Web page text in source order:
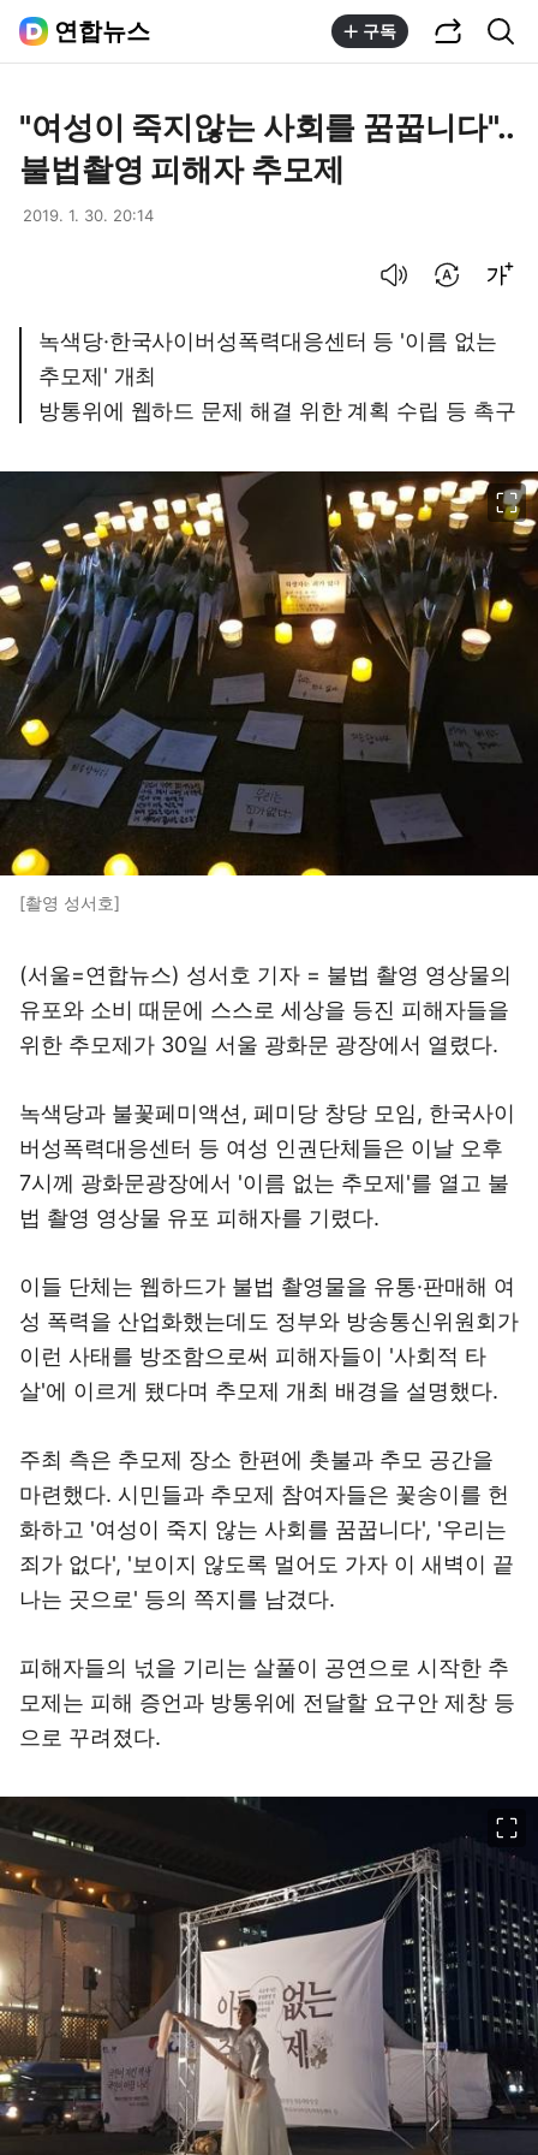
연합뉴스 구독
"여성이 죽지않는 사회를 꿈꿉니다"..
불법촬영 피해자 추모제
2019. 1. 30. 20:14
녹색당·한국사이버성폭력대응센터 등 '이름 없는
추모제' 개최
방통위에 웹하드 문제 해결 위한 계획 수립 등 촉구
[촬영 성서호]
(서울=연합뉴스) 성서호 기자 = 불법 촬영 영상물의
유포와 소비 때문에 스스로 세상을 등진 피해자들을
위한 추모제가 30일 서울 광화문 광장에서 열렸다.
녹색당과 불꽃페미액션, 페미당 창당 모임, 한국사이
버성폭력대응센터 등 여성 인권단체들은 이날 오후
7시께 광화문광장에서 '이름 없는 추모제'를 열고 불
법 촬영 영상물 유포 피해자를 기렸다.
이들 단체는 웹하드가 불법 촬영물을 유통·판매해 여
성 폭력을 산업화했는데도 정부와 방송통신위원회가
이런 사태를 방조함으로써 피해자들이 '사회적 타
살'에 이르게 됐다며 추모제 개최 배경을 설명했다.
주최 측은 추모제 장소 한편에 촛불과 추모 공간을
마련했다. 시민들과 추모제 참여자들은 꽃송이를 헌
화하고 '여성이 죽지 않는 사회를 꿈꿉니다', '우리는
죄가 없다', '보이지 않도록 멀어도 가자 이 새벽이 끝
나는 곳으로' 등의 쪽지를 남겼다.
피해자들의 넋을 기리는 살풀이 공연으로 시작한 추
모제는 피해 증언과 방통위에 전달할 요구안 제창 등
으로 꾸려졌다.